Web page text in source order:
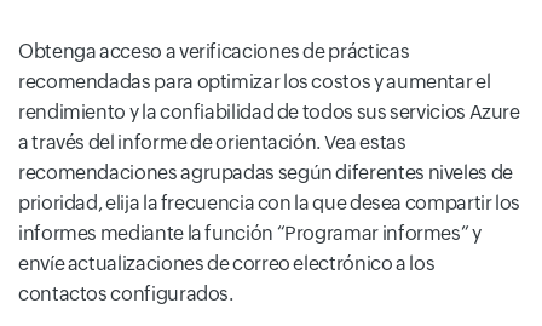
Obtenga acceso a verificaciones de prácticas
recomendadas para optimizar los costos y aumentar el
rendimiento y la confiabilidad de todos sus servicios Azure
a través del informe de orientación. Vea estas
recomendaciones agrupadas según diferentes niveles de
prioridad, elija la frecuencia con la que desea compartir los
informes mediante la función “Programar informes” y
envíe actualizaciones de correo electrónico a los
contactos configurados.